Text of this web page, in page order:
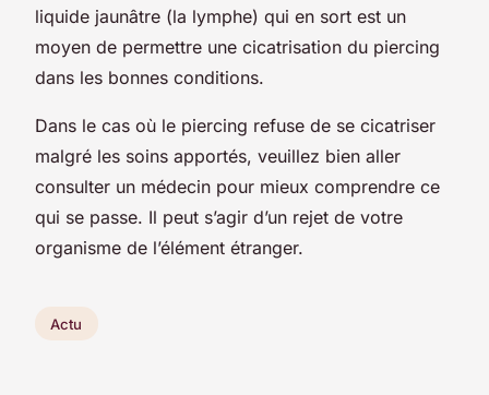
liquide jaunâtre (la lymphe) qui en sort est un
moyen de permettre une cicatrisation du piercing
dans les bonnes conditions.
Dans le cas où le piercing refuse de se cicatriser
malgré les soins apportés, veuillez bien aller
consulter un médecin pour mieux comprendre ce
qui se passe. Il peut s’agir d’un rejet de votre
organisme de l’élément étranger.
Actu